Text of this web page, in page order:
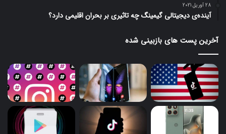
28 آوریل 2021
آینده‌ی دیجیتالی گیمینگ چه تاثیری بر بحران اقلیمی دارد؟
آخرین پست های بازبینی شده